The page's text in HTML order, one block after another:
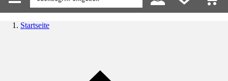
Startseite